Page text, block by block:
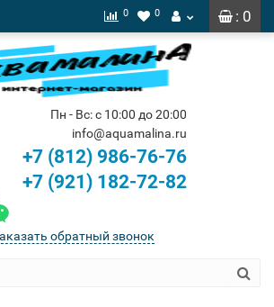
: 0
0 0
Пн - Вс: с 10:00 до 20:00
info@aquamalina.ru
+7 (812) 986-76-76
+7 (921) 182-72-82
обратный звонок